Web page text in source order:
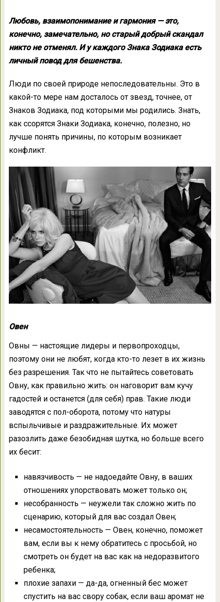
Любовь, взаимопонимание и гармония — это,
конечно, замечательно, но старый добрый скандал
никто не отменял. И у каждого Знака Зодиака есть
личный повод для бешенства.
Люди по своей природе непоследовательны. Это в
какой-то мере нам досталось от звезд, точнее, от
Знаков Зодиака, под которыми мы родились. Знать,
как ссорятся Знаки Зодиака, конечно, полезно, но
лучше понять причины, по которым возникает
конфликт.
Овен
Овны — настоящие лидеры и первопроходцы,
поэтому они не любят, когда кто-то лезет в их жизнь
без разрешения. Так что не пытайтесь советовать
Овну, как правильно жить: он наговорит вам кучу
гадостей и останется (для себя) прав. Такие люди
заводятся с пол-оборота, потому что натуры
вспыльчивые и раздражительные. Их может
разозлить даже безобидная шутка, но больше всего
их бесит:
навязчивость — не надоедайте Овну, в ваших
отношениях упорствовать может только он;
несобранность — неужели так сложно жить по
сценарию, который для вас создал Овен;
несамостоятельность — Овен, конечно, поможет
вам, если вы к нему обратитесь с просьбой, но
смотреть он будет на вас как на недоразвитого
ребенка;
плохие запахи — да-да, огненный бес может
спустить на вас свору собак, если ваш аромат не